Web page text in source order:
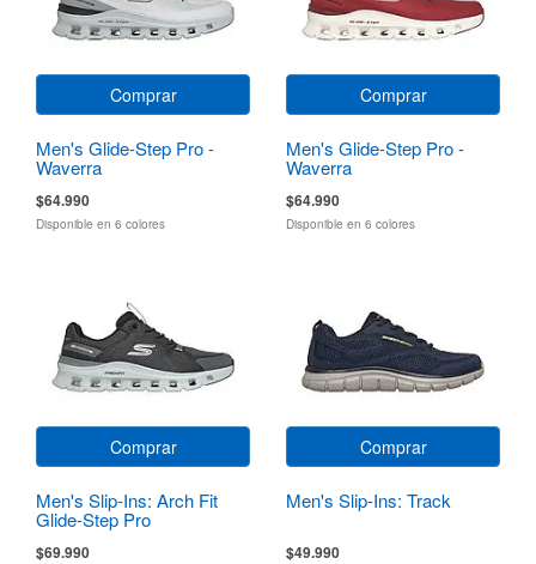
Comprar
Men's Glide-Step Pro -
Waverra
$64.990
Disponible en 6 colores
Comprar
Men's Glide-Step Pro -
Waverra
$64.990
Disponible en 6 colores
Comprar
Men's Slip-Ins: Arch Fit
Glide-Step Pro
$69.990
Comprar
Men's Slip-Ins: Track
$49.990